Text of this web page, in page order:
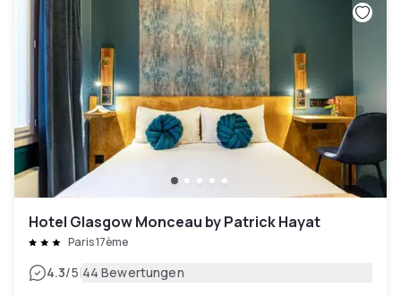
Hotel Glasgow Monceau by Patrick Hayat
Paris 17ème
4.3/5|44 Bewertungen